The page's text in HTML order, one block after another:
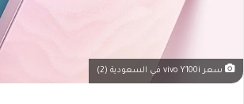
سعر vivo Y100i في السعودية (2)